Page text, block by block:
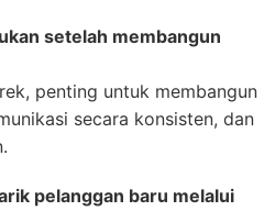
setelah membangun
penting untuk membangun
secara konsisten, dan
pelanggan baru melalui